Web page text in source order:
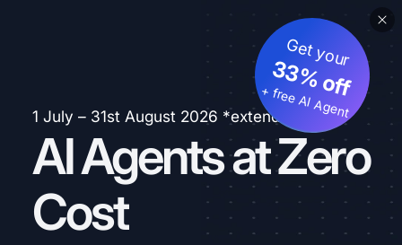
1 July – 31st August 2026 *extended
AI Agents at Zero
Cost
Get your
33% off
+ free AI Agent